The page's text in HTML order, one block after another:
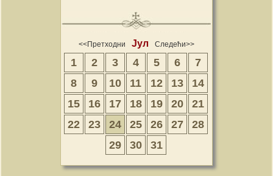
<<Претходни Јул Следећи>>
1 2 3 4 5 6
7
8
9 10 11 12 13
14
15
16 17 18 19 20
21
22
23 24 25 26 27
28
29
30 31